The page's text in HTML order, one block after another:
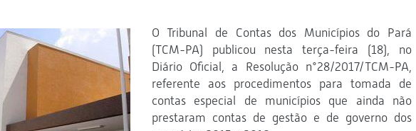
O Tribunal de Contas dos Municípios do Pará
(TCM-PA) publicou nesta terça-feira (18), no
Diário Oficial, a Resolução n°28/2017/TCM-PA,
referente aos procedimentos para tomada de
contas especial de municípios que ainda não
prestaram contas de gestão e de governo dos